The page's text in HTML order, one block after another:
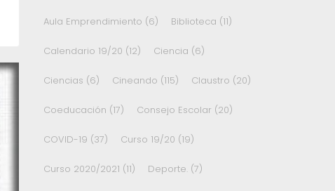
Aula Emprendimiento (6) Biblioteca (11)
Calendario 19/20 (12) Ciencia (6)
Ciencias (6) Cineando (115) Claustro (20)
Coeducación (17) Consejo Escolar (20)
COVID-19 (37) Curso 19/20 (19)
Curso 2020/2021 (11) Deporte.(7)